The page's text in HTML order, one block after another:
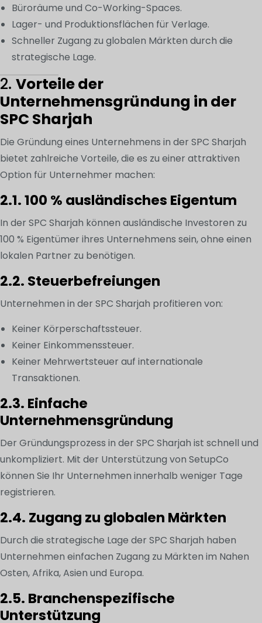
Büroräume und Co-Working-Spaces.
Lager- und Produktionsflächen für Verlage.
Schneller Zugang zu globalen Märkten durch die
strategische Lage.
2. Vorteile der
Unternehmensgründung in der
SPC Sharjah
Die Gründung eines Unternehmens in der SPC Sharjah
bietet zahlreiche Vorteile, die es zu einer attraktiven
Option für Unternehmer machen:
2.1. 100 % ausländisches Eigentum
In der SPC Sharjah können ausländische Investoren zu
100 % Eigentümer ihres Unternehmens sein, ohne einen
lokalen Partner zu benötigen.
2.2. Steuerbefreiungen
Unternehmen in der SPC Sharjah profitieren von:
Keiner Körperschaftssteuer.
Keiner Einkommenssteuer.
Keiner Mehrwertsteuer auf internationale
Transaktionen.
2.3. Einfache
Unternehmensgründung
Der Gründungsprozess in der SPC Sharjah ist schnell und
unkompliziert. Mit der Unterstützung von SetupCo
können Sie Ihr Unternehmen innerhalb weniger Tage
registrieren.
2.4. Zugang zu globalen Märkten
Durch die strategische Lage der SPC Sharjah haben
Unternehmen einfachen Zugang zu Märkten im Nahen
Osten, Afrika, Asien und Europa.
2.5. Branchenspezifische
Unterstützung